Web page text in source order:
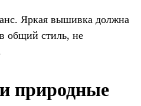
Яркая вышивка должна
общий стиль, не
природные